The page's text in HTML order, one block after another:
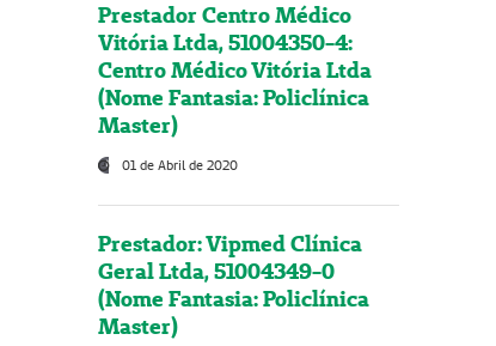
Prestador Centro Médico
Vitória Ltda, 51004350-4:
Centro Médico Vitória Ltda
(Nome Fantasia: Policlínica
Master)
01 de Abril de 2020
Prestador: Vipmed Clínica
Geral Ltda, 51004349-0
(Nome Fantasia: Policlínica
Master)